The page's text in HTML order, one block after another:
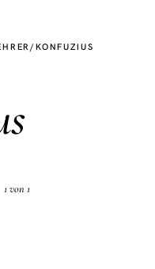
/KONFUZIUS
1 von 1